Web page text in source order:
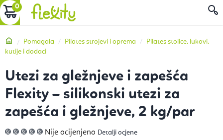
Preskoči
na
KOŠARICA
Početna
Pomagala Pilates strojevi i oprema
Pilates stolice, lukovi,
kutije i dodaci
Utezi za gležnjeve i zapešća
Flexity – silikonski utezi za
zapešća i gležnjeve, 2 kg/par
Prosječna
ocjena
Nije ocijenjeno Detalji ocjene